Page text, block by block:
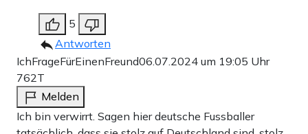
5
Antworten
IchFrageFürEinenFreund06.07.2024 um 19:05 Uhr
762T
Melden
Ich bin verwirrt. Sagen hier deutsche Fussballer